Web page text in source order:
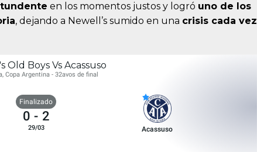
en los momentos justos y logró uno de los
, dejando a Newell’s sumido en una crisis cada vez
Old Boys Vs Acassuso
Copa Argentina - 32avos de final
Finalizado
0 - 2
29/03 Acassuso